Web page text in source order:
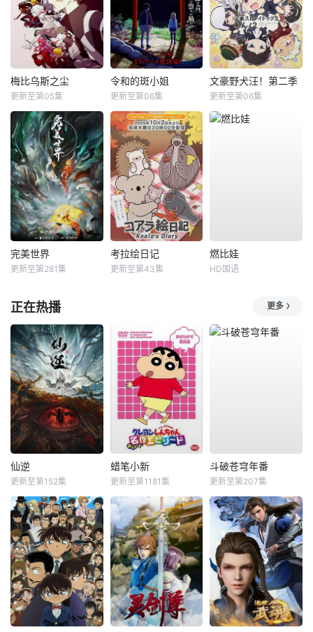
梅比乌斯之尘
更新至第05集
令和的斑小姐
更新至第06集
文豪野犬汪！第二季
更新至第06集
完美世界
更新至第281集
考拉绘日记
更新至第43集
燃比娃
HD国语
正在热播 更多
仙逆
更新至第152集
蜡笔小新
更新至第1181集
斗破苍穹年番
更新至第207集